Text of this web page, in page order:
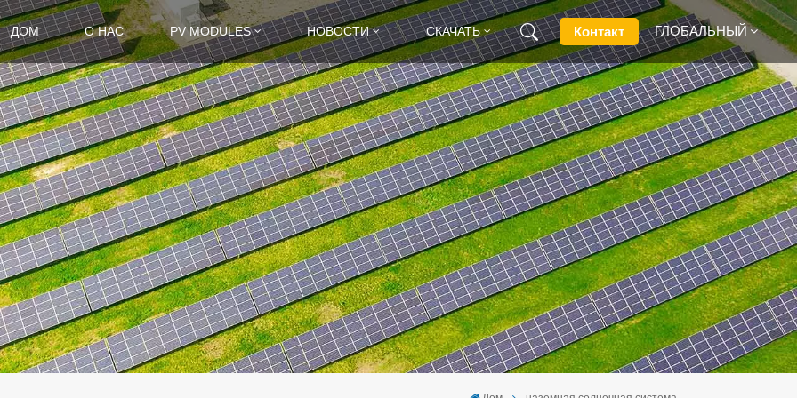
ДОМ О НАС PV MODULES НОВОСТИ СКАЧАТЬ Контакт ГЛОБАЛЬНЫЙ
English
Français
Deutsch
Русский
Italiano
Español